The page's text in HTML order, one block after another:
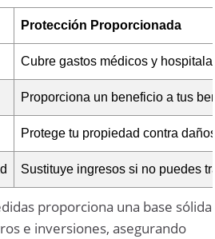
Protección Proporcionada
Cubre gastos médicos y
Proporciona un beneficio a tus
Protege tu propiedad contra
Sustituye ingresos si no puedes
proporciona una base sólida
e inversiones, asegurando